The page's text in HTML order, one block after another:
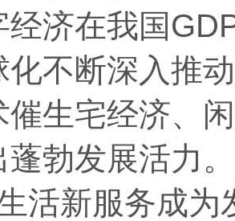
经济在我国
化不断深入推
催生宅经济、
勃发展活力。
新服务成为